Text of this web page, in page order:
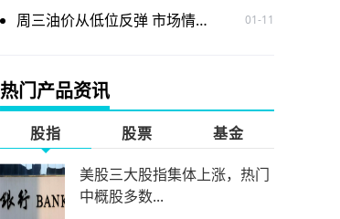
周三油价从低位反弹 市场情绪有所改善 01-11
热门产品资讯
股指 股票 基金
美股三大股指集体上涨，热门
中概股多数...